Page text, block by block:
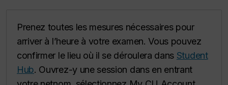
Prenez toutes les mesures nécessaires pour
arriver à l’heure à votre examen. Vous pouvez
confirmer le lieu où il se déroulera dans Student
Hub. Ouvrez-y une session dans en entrant